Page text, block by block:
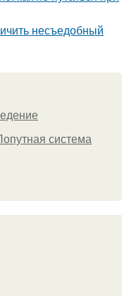
несъедобный
система